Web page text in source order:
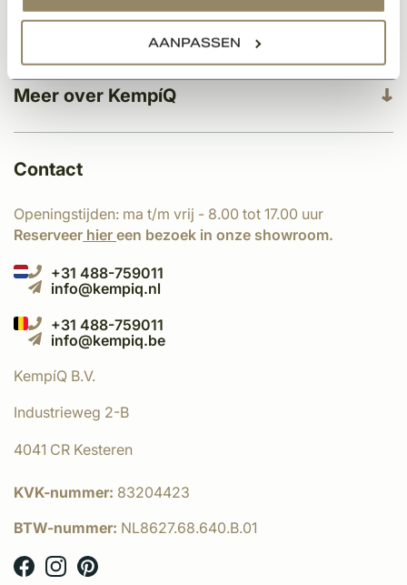
AANPASSEN
Meer over KempíQ
Categorieën
Contact
Openingstijden: ma t/m vrij - 8.00 tot 17.00 uur
Reserveer hier een bezoek in onze showroom.
+31 488-759011
info@kempiq.nl
+31 488-759011
info@kempiq.be
KempíQ B.V.
Industrieweg 2-B
4041 CR Kesteren
KVK-nummer: 83204423
BTW-nummer: NL8627.68.640.B.01